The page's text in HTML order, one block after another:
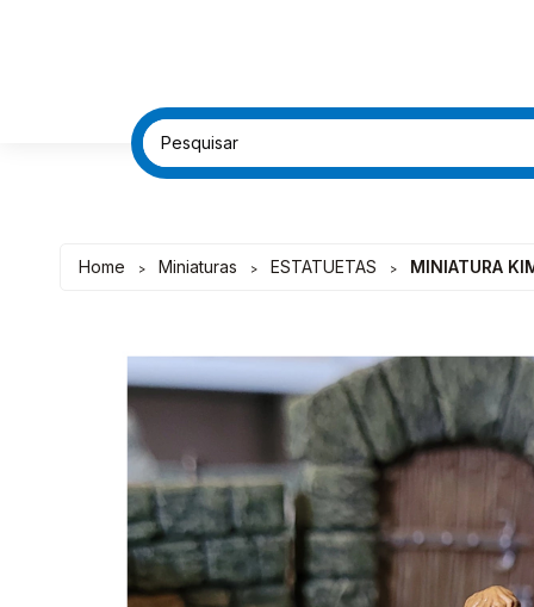
FRETE
FRETE
Home > Miniaturas > ESTATUETAS > MINIATURA